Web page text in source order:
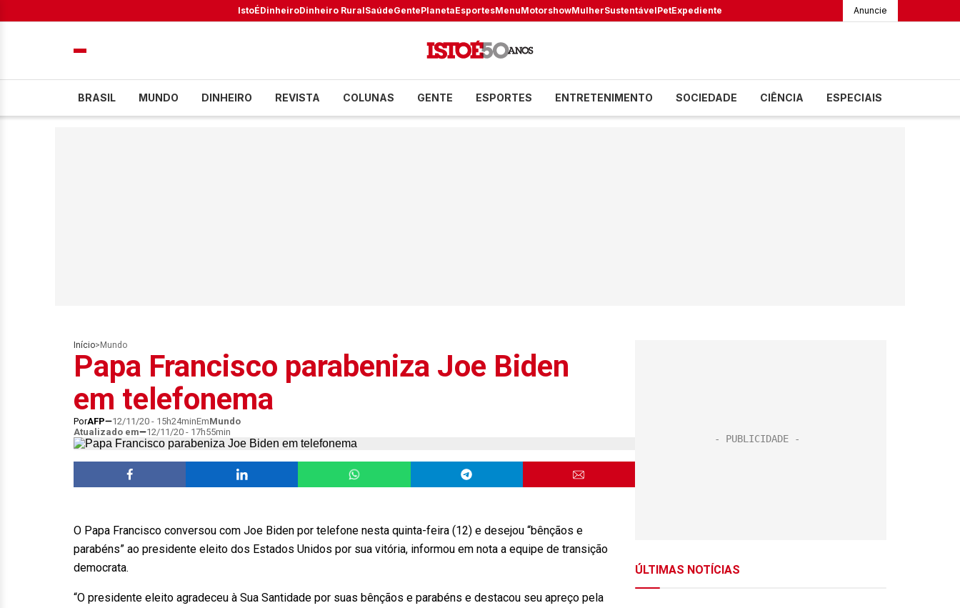
IstoÉDinheiroDinheiro RuralSaúdeGentePlanetaEsportesMenuMotorshowMulherSustentávelPetExpediente Anuncie
BRASIL MUNDO DINHEIRO REVISTA COLUNAS GENTE ESPORTES ENTRETENIMENTO SOCIEDADE CIÊNCIA ESPECIAIS
Início> Mundo
Papa Francisco parabeniza Joe Biden
em telefonema
PorAFP 12/11/20 - 15h24minEmMundo
Atualizado em
12/11/20 - 17h55min
O Papa Francisco conversou com Joe Biden por telefone nesta quinta-feira (12) e desejou “bênçãos e
parabéns” ao presidente eleito dos Estados Unidos por sua vitória, informou em nota a equipe de transição
democrata.
“O presidente eleito agradeceu à Sua Santidade por suas bênçãos e parabéns e destacou seu apreço pela